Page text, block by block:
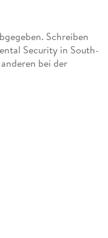
Schreiben
Security in South-
bei der